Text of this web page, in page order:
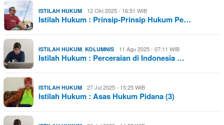
ISTILAH HUKUM 12 Okt 2025 - 16:51 WIB
Istilah Hukum : Prinsip-Prinsip Hukum Pe…
ISTILAH HUKUM, KOLUMNIS 11 Agu 2025 - 07:11 WIB
Istilah Hukum : Perceraian di Indonesia …
ISTILAH HUKUM 27 Jul 2025 - 15:25 WIB
Istilah Hukum : Asas Hukum Pidana (3)